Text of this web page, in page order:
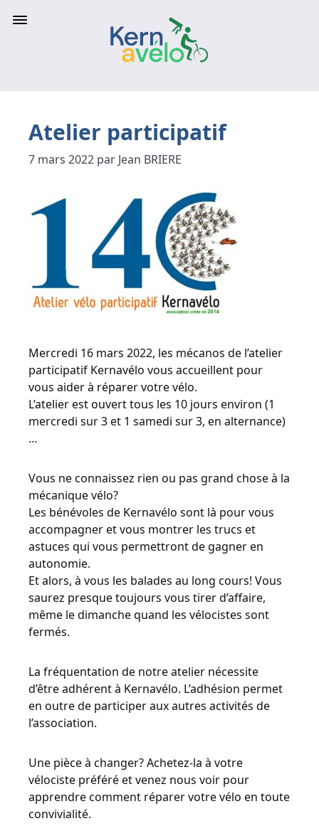
Atelier participatif
7 mars 2022 par Jean BRIERE
Mercredi 16 mars 2022, les mécanos de l’atelier
participatif Kernavélo vous accueillent pour
vous aider à réparer votre vélo.
L’atelier est ouvert tous les 10 jours environ (1
mercredi sur 3 et 1 samedi sur 3, en alternance)
…
Vous ne connaissez rien ou pas grand chose à la
mécanique vélo?
Les bénévoles de Kernavélo sont là pour vous
accompagner et vous montrer les trucs et
astuces qui vous permettront de gagner en
autonomie.
Et alors, à vous les balades au long cours! Vous
saurez presque toujours vous tirer d’affaire,
même le dimanche quand les vélocistes sont
fermés.
La fréquentation de notre atelier nécessite
d’être adhérent à Kernavélo. L’adhésion permet
en outre de participer aux autres activités de
l’association.
Une pièce à changer? Achetez-la à votre
vélociste préféré et venez nous voir pour
apprendre comment réparer votre vélo en toute
convivialité.